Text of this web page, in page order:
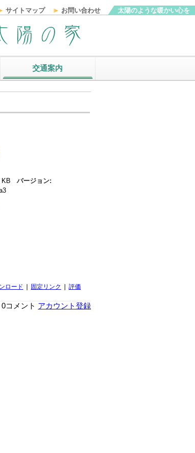
太陽のような暖かい心を
サイトマップ お問い合わせ
交通案内
KB バージョン:
ロード | 固定リンク | 評価
0コメント アカウント登録